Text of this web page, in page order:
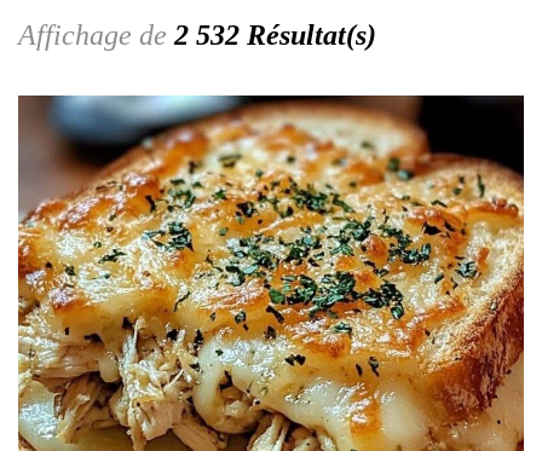
Affichage de2 532 Résultat(s)